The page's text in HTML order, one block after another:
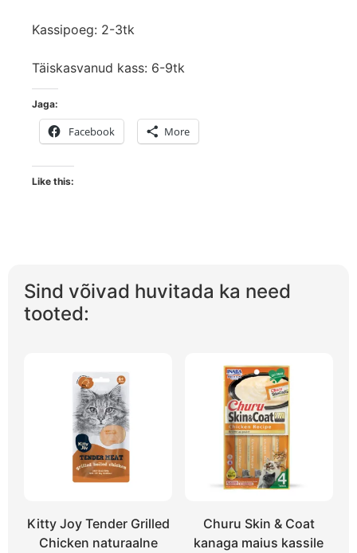
Kassipoeg: 2-3tk
Täiskasvanud kass: 6-9tk
Jaga:
Facebook More
Like this:
Sind võivad huvitada ka need
tooted:
Kitty Joy Tender Grilled
Chicken naturaalne
Churu Skin & Coat
kanaga maius kassile